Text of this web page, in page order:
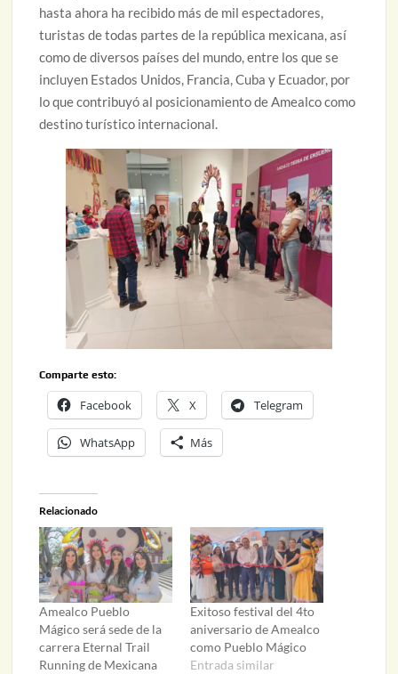
hasta ahora ha recibido más de mil espectadores,
turistas de todas partes de la república mexicana, así
como de diversos países del mundo, entre los que se
incluyen Estados Unidos, Francia, Cuba y Ecuador, por
lo que contribuyó al posicionamiento de Amealco como
destino turístico internacional.
Comparte esto:
Facebook X Telegram
WhatsApp Más
Relacionado
Amealco Pueblo
Mágico será sede de la
carrera Eternal Trail
Running de Mexicana
Exitoso festival del 4to
aniversario de Amealco
como Pueblo Mágico
Entrada similar